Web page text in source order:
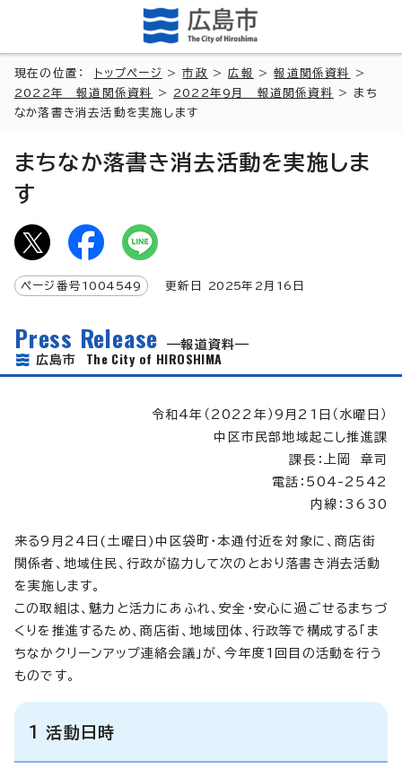
現在の位置： トップページ >市政 >広報 >報道関係資料
>
2022年 報道関係資料
> 2022年9月 報道関係資料
> まち
なか落書き消去活動を実施します
まちなか落書き消去活動を実施しま
す
ページ番号 1004549 更新日 2025年2月 16 日
Press Release
報道資料
広島市 The City of HIROSHIMA
令和4年（2022年）9月21日（水曜日）
中区市民部地域起こし推進課
課長：上岡 章司
電話：504-2542
内線：3630
来る9月24日(土曜日)中区袋町・本通付近を対象に、商店街
関係者、地域住民、行政が協力して次のとおり落書き消去活動
を実施します。
この取組は、魅力と活力にあふれ、安全・安心に過ごせるまちづ
くりを推進するため、商店街、地域団体、行政等で構成する「ま
ちなかクリーンアップ連絡会議」が、今年度1回目の活動を行う
ものです。
1 活動日時